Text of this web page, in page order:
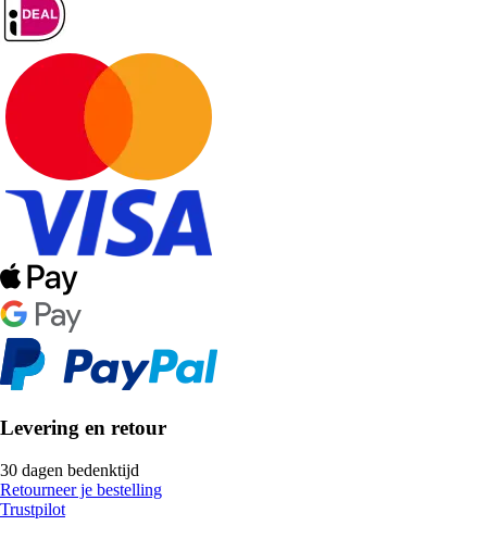
Levering en retour
30 dagen bedenktijd
Retourneer je bestelling
Trustpilot